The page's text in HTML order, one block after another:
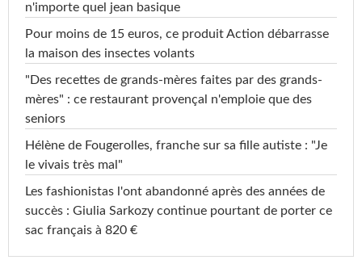
n'importe quel jean basique
Pour moins de 15 euros, ce produit Action débarrasse
la maison des insectes volants
"Des recettes de grands-mères faites par des grands-
mères" : ce restaurant provençal n'emploie que des
seniors
Hélène de Fougerolles, franche sur sa fille autiste : "Je
le vivais très mal"
Les fashionistas l'ont abandonné après des années de
succès : Giulia Sarkozy continue pourtant de porter ce
sac français à 820 €